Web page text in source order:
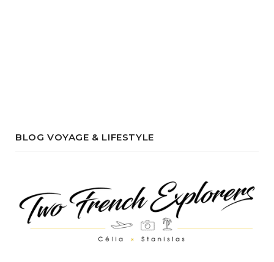
BLOG VOYAGE & LIFESTYLE